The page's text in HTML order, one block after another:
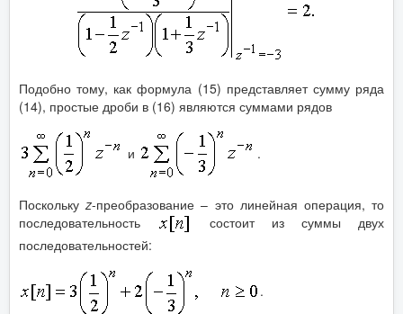
Подобно тому, как формула (15) представляет сумму ряда
(14), простые дроби в (16) являются суммами рядов
и .
Посколькуz-преобразование – это линейная операция, то
последовательность
состоит из суммы двух
последовательностей:
.